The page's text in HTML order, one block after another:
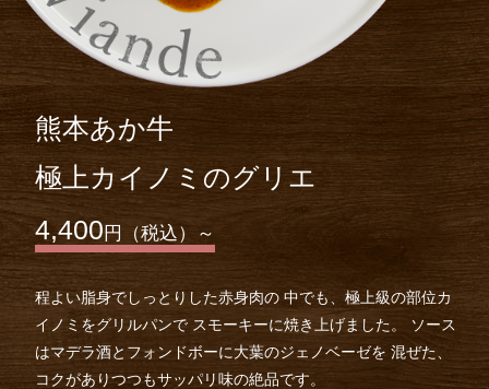
熊本あか牛
極上カイノミのグリエ
4,400円（税込）～
程よい脂身でしっとりした赤身肉の 中でも、極上級の部位カ
イノミをグリルパンで スモーキーに焼き上げました。
ソース
はマデラ酒とフォンドボーに大葉のジェノベーゼを 混ぜた、
コクがありつつもサッパリ味の絶品です。